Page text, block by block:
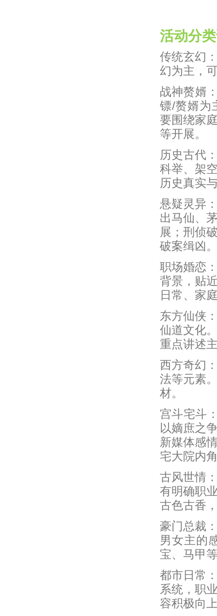
活动分
传统玄幻
幻为主，
战神赘婿
镖/赘婿为
要围绕家
等开展。
历史古代
科举、架
历史真实
悬疑灵异
出马仙、
展；刑侦
破案缉凶
职场婚恋
背景，贴
日常、家
东方仙侠
仙道文化
重点讲述
西方奇幻
法等元素
材。
宫斗宅斗
以嫡庶之
新媒体感
宅大院内
古风世情
有明确职
古色古香
豪门总裁
男女主的
宝、马甲
都市日常
系统，职
容积极向